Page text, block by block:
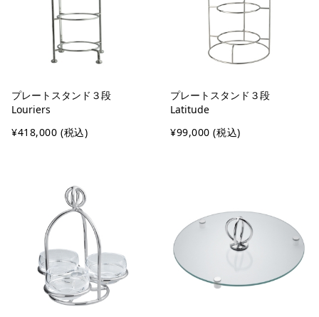
プレートスタンド３段
Louriers
¥418,000 (税込)
プレートスタンド３段
Latitude
¥99,000 (税込)